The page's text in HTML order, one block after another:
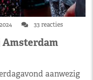
33 reacties
aanwezig